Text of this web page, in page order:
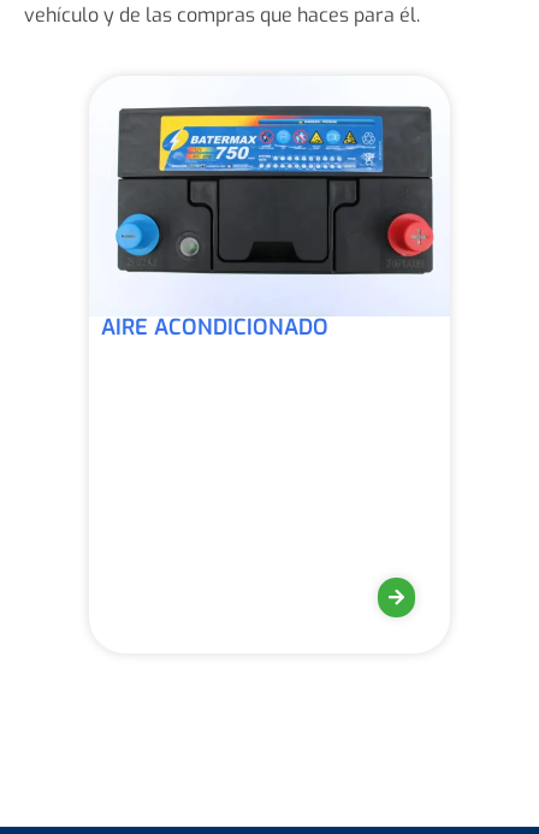
vehículo y de las compras que haces para él.
AIRE ACONDICIONADO